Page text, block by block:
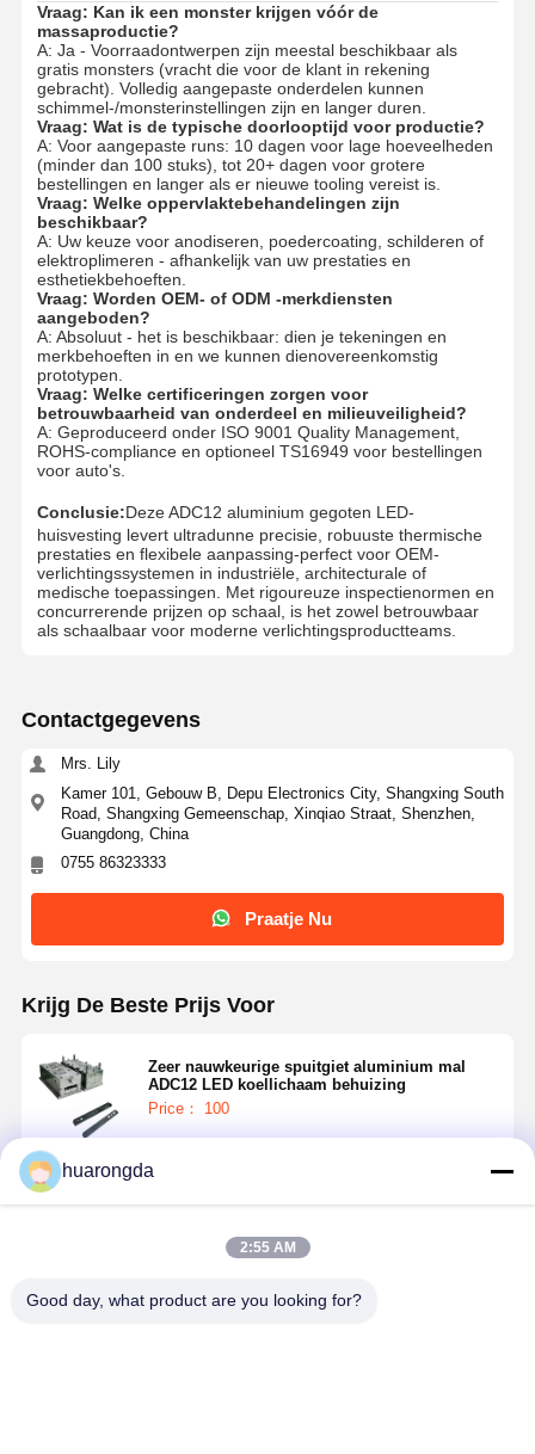
Gevallen Praatje Nu
Aluminium Die casting
CNC -bewerkingsonderdelen
plaatwerk onderdelen
Vervaardiging van auto-onderdelen
Spuitgietbehuizing
Snelle prototyping
metalen oppervlaktebehandeling
gietvormen
Vraag: Kan ik een monster krijgen vóór de
massaproductie?
A: Ja - Voorraadontwerpen zijn meestal beschikbaar als
gratis monsters (vracht die voor de klant in rekening
gebracht). Volledig aangepaste onderdelen kunnen
schimmel-/monsterinstellingen zijn en langer duren.
Vraag: Wat is de typische doorlooptijd voor productie?
A: Voor aangepaste runs: 10 dagen voor lage hoeveelheden
(minder dan 100 stuks), tot 20+ dagen voor grotere
bestellingen en langer als er nieuwe tooling vereist is.
Vraag: Welke oppervlaktebehandelingen zijn
beschikbaar?
A: Uw keuze voor anodiseren, poedercoating, schilderen of
elektroplimeren - afhankelijk van uw prestaties en
esthetiekbehoeften.
Vraag: Worden OEM- of ODM -merkdiensten
aangeboden?
A: Absoluut - het is beschikbaar: dien je tekeningen en
merkbehoeften in en we kunnen dienovereenkomstig
prototypen.
Vraag: Welke certificeringen zorgen voor
betrouwbaarheid van onderdeel en milieuveiligheid?
A: Geproduceerd onder ISO 9001 Quality Management,
ROHS-compliance en optioneel TS16949 voor bestellingen
voor auto's.
Conclusie:Deze ADC12 aluminium gegoten LED-
huisvesting levert ultradunne precisie, robuuste thermische
prestaties en flexibele aanpassing-perfect voor OEM-
verlichtingssystemen in industriële, architecturale of
medische toepassingen. Met rigoureuze inspectienormen en
concurrerende prijzen op schaal, is het zowel betrouwbaar
als schaalbaar voor moderne verlichtingsproductteams.
Contactgegevens
Mrs. Lily
Kamer 101, Gebouw B, Depu Electronics City, Shangxing South
Road, Shangxing Gemeenschap, Xinqiao Straat, Shenzhen,
Guangdong, China
0755 86323333
Praatje Nu
Krijg De Beste Prijs Voor
Zeer nauwkeurige spuitgiet aluminium mal
ADC12 LED koellichaam behuizing
Price： 100
huarongda
2:55 AM
Good day, what product are you looking for?